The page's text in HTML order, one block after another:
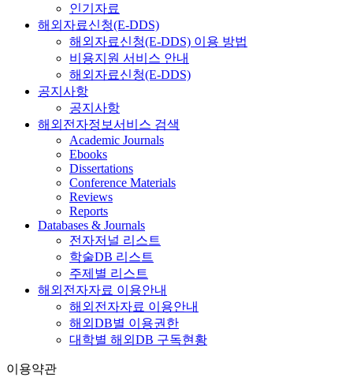
인기자료
해외자료신청(E-DDS)
해외자료신청(E-DDS) 이용 방법
비용지원 서비스 안내
해외자료신청(E-DDS)
공지사항
공지사항
해외전자정보서비스 검색
Academic Journals
Ebooks
Dissertations
Conference Materials
Reviews
Reports
Databases & Journals
전자저널 리스트
학술DB 리스트
주제별 리스트
해외전자자료 이용안내
해외전자자료 이용안내
해외DB별 이용권한
대학별 해외DB 구독현황
이용약관